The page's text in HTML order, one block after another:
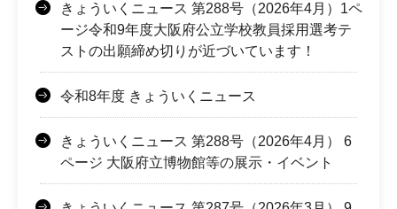
きょういくニュース 第288号（2026年4月）1ペ
ージ令和9年度大阪府公立学校教員採用選考テ
ストの出願締め切りが近づいています！
令和8年度 きょういくニュース
きょういくニュース 第288号（2026年4月） 6
ページ 大阪府立博物館等の展示・イベント